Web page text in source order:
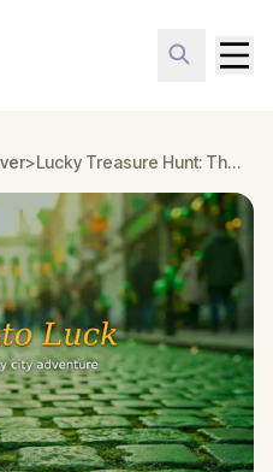
> Lucky Treasure Hunt: The Golden Shamrock in Denver